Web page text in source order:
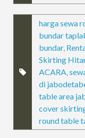
harga sewa
bundar
bundar,
Skirting
ACARA ,
di
table area
cover
round table